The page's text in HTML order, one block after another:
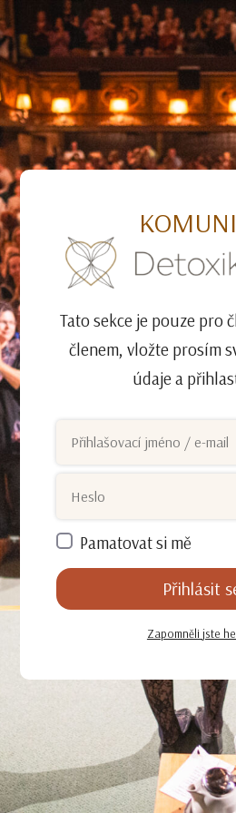
Tato sekce je pouze pro
členem, vložte prosím
údaje a
Pamatovat si mě
Přihlásit
Zapomněli jste